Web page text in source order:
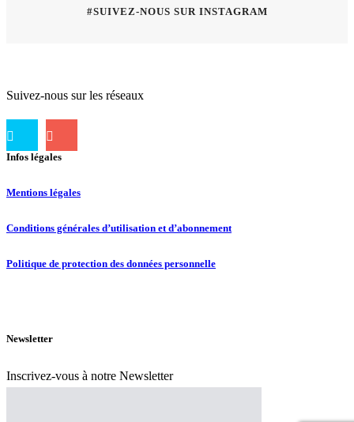
#SUIVEZ-NOUS SUR INSTAGRAM
Suivez-nous sur les réseaux
Infos légales
Mentions légales
Conditions générales d’utilisation et d’abonnement
Politique de protection des données personnelle
Newsletter
Inscrivez-vous à notre Newsletter